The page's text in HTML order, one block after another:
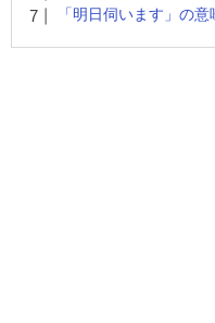
「明日伺います」の